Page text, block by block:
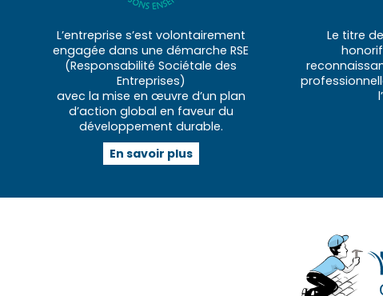
L’entreprise s’est volontairement
engagée dans une démarche RSE
(Responsabilité Sociétale des
Entreprises)
avec la mise en œuvre d’un plan
d’action global en faveur du
développement durable.
En savoir plus
Le titre